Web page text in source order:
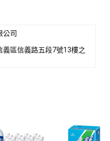
公司
義區信義路五段7號13樓之